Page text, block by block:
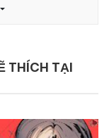
THÍCH TẠI